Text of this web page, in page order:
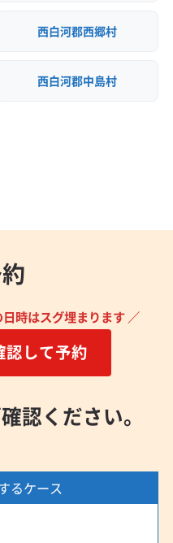
西白河郡西郷村
西白河郡中島村
時はスグ埋まります ／
認して予約
認ください。
るケース